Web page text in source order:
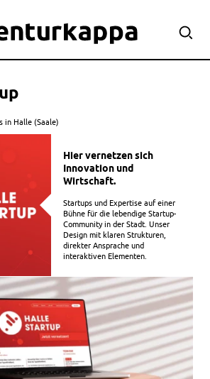
Workshops
Kontakt
in Halle (Saale)
Hier vernetzen sich
Innovation und
Wirtschaft.
Startups und Expertise auf einer
Bühne für die lebendige Startup-
Community in der Stadt. Unser
Design mit klaren Strukturen,
direkter Ansprache und
interaktiven Elementen.